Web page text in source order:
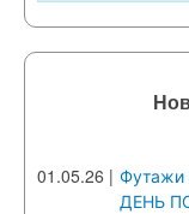
01.05.26 | Футажи
ДЕНЬ